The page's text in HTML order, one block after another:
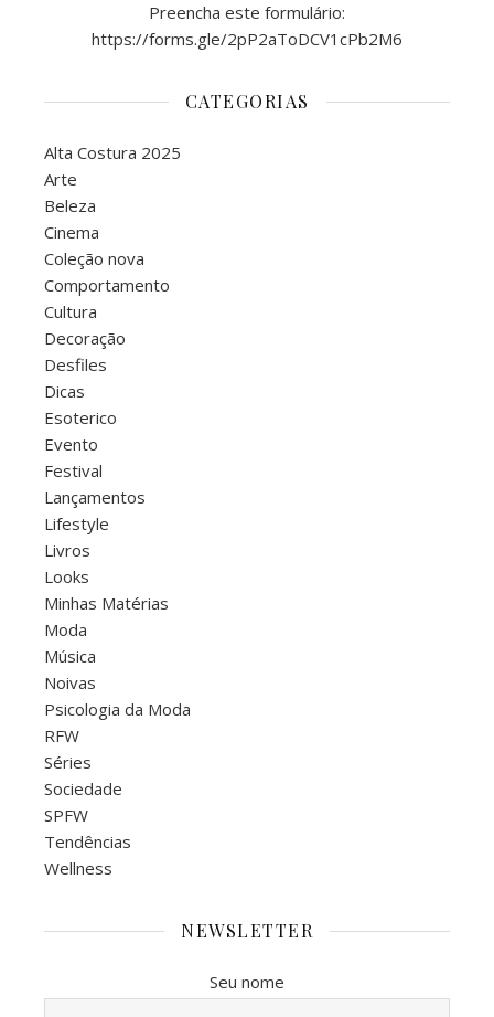
Preencha este formulário:
https://forms.gle/2pP2aToDCV1cPb2M6
CATEGORIAS
Alta Costura 2025
Arte
Beleza
Cinema
Coleção nova
Comportamento
Cultura
Decoração
Desfiles
Dicas
Esoterico
Evento
Festival
Lançamentos
Lifestyle
Livros
Looks
Minhas Matérias
Moda
Música
Noivas
Psicologia da Moda
RFW
Séries
Sociedade
SPFW
Tendências
Wellness
NEWSLETTER
Seu nome